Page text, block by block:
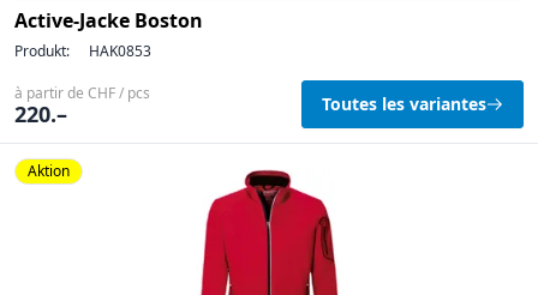
Active-Jacke Boston
Produkt: HAK0853
à partir de CHF / pcs
220.– Toutes les variantes
Aktion